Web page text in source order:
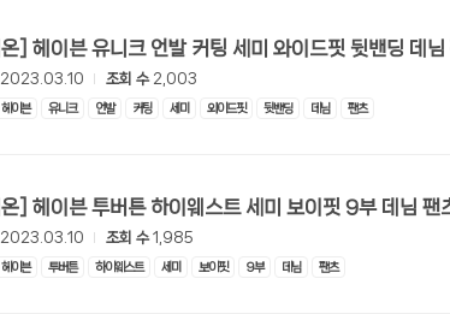
2023.03.10 조회 수 2,003
헤이븐 유니크 언발 커팅 세미 와이드핏 뒷밴딩 데님 팬츠
2023.03.10 조회 수1,985
헤이븐 투버튼 하이웨스트 세미 보이핏 9부 데님 팬츠